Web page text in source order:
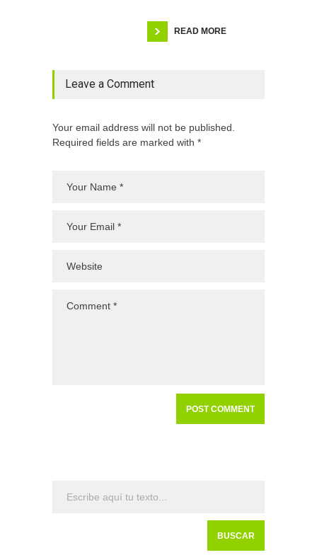
READ MORE
Leave a Comment
Your email address will not be published.
Required fields are marked with *